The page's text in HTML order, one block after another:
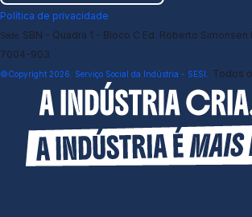
Política de privacidade
Sede SBN - Quadra 1 - Bloco C Ed. Roberto Simonsen
7004-903
©Copyright 2026. Serviço Social da Indústria - SESI. Todos